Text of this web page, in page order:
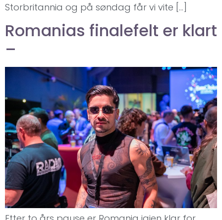
Storbritannia og på søndag får vi vite […]
Romanias finalefelt er klart
–